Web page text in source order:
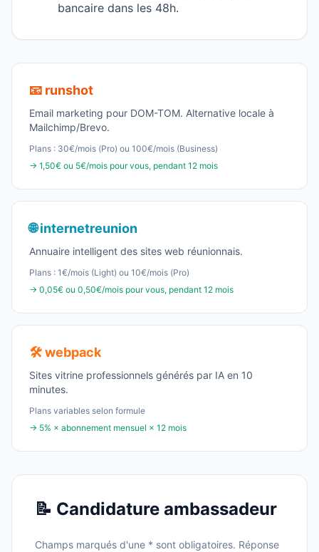
bancaire dans les 48h.
📧 runshot
Email marketing pour DOM-TOM. Alternative locale à
Mailchimp/Brevo.
Plans : 30€/mois (Pro) ou 100€/mois (Business)
→ 1,50€ ou 5€/mois pour vous, pendant 12 mois
🌐 internetreunion
Annuaire intelligent des sites web réunionnais.
Plans : 1€/mois (Light) ou 10€/mois (Pro)
→ 0,05€ ou 0,50€/mois pour vous, pendant 12 mois
🛠️ webpack
Sites vitrine professionnels générés par IA en 10
minutes.
Plans variables selon formule
→ 5% × abonnement mensuel × 12 mois
📝 Candidature ambassadeur
Champs marqués d'une * sont obligatoires. Réponse